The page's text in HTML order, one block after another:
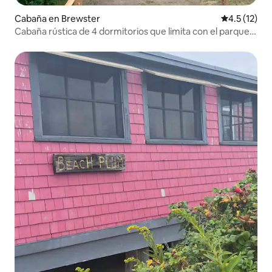
Cabaña en Brewster Calificación
4.5 (12)
Cabaña rústica de 4 dormitorios que limita con el parque